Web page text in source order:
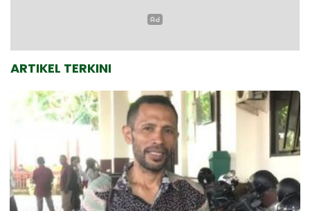
ARTIKEL TERKINI